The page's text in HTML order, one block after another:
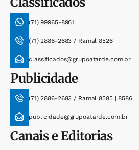
(71) 99965-8961
(71) 2886-2683 / Ramal 8526
classificados@grupoatarde.com.br
Publicidade
(71) 2886-2683 / Ramal 8585 | 8586
publicidade@grupoatarde.com.br
Canais e Editorias